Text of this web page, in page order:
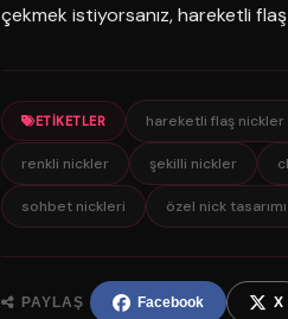
çekmek istiyorsanız, hareketli
ETIKETLER hareketli flaş nickler
renkli nickler şekilli nickler
sohbet nickleri özel nick tasarımı
PAYLAŞ Facebook X